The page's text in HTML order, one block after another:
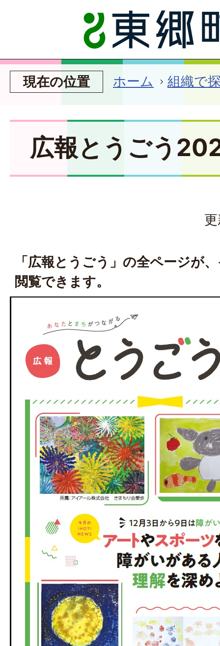
現在の位置 ホーム 組織で
広報とうごう
「広報とうごう」の全ページが
閲覧できます。